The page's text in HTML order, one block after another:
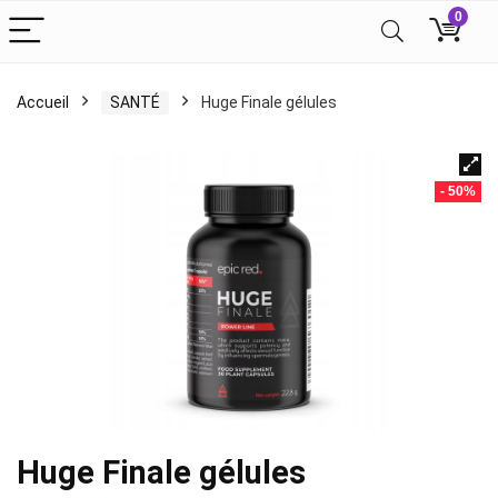
0
Accueil SANTÉ Huge Finale gélules
- 50%
Huge Finale gélules